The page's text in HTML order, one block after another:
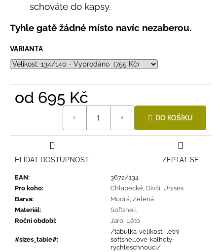
schováte do kapsy.
Tyhle gatě žádné místo navíc nezaberou.
VARIANTA
od 695 Kč
DO KOŠÍKU
EAN:
3672/134
Pro koho: Chlapecké, Dívčí, Unisex
Barva: Modrá, Zelená
Materiál:
Softshell
Roční období: Jaro, Léto
#sizes_table#:
/tabulka-velikosti-letni-
softshellove-kalhoty-
rychleschnouci/
ZEPTAT SE
HLÍDAT DOSTUPNOST